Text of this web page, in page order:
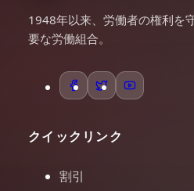
1948年以来、労働者の権利を
要な労働組合。
クイックリンク
割引